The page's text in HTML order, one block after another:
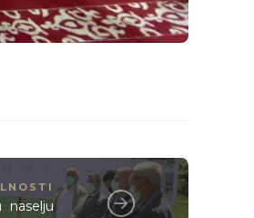
naselju